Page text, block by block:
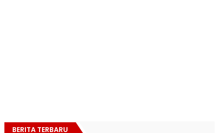
BERITA TERBARU